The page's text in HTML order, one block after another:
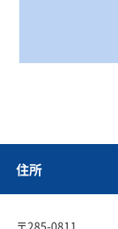
住所